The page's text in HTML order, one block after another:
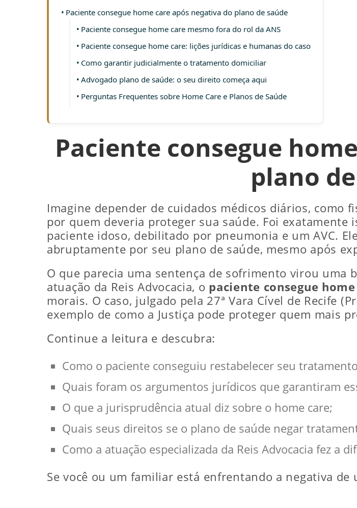
Paciente consegue home care após negativa do plano de saúde
Paciente consegue home care mesmo fora do rol da ANS
Paciente consegue home care: lições jurídicas e humanas do caso
Como garantir judicialmente o tratamento domiciliar
Advogado plano de saúde: o seu direito começa aqui
Perguntas Frequentes sobre Home Care e Planos de Saúde
Paciente consegue
plano
Imagine depender de cuidados médicos diários, como
por quem deveria proteger sua saúde. Foi exatamente
paciente idoso, debilitado por pneumonia e um AVC.
abruptamente por seu plano de saúde, mesmo após
O que parecia uma sentença de sofrimento virou uma
atuação da Reis Advocacia, o paciente consegue
morais. O caso, julgado pela 27ª Vara Cível de Recife
exemplo de como a Justiça pode proteger quem mais
Continue a leitura e descubra:
Como o paciente conseguiu restabelecer seu
Quais foram os argumentos jurídicos que garantiram
O que a jurisprudência atual diz sobre o home care;
Quais seus direitos se o plano de saúde negar
Como a atuação especializada da Reis Advocacia fez a
Se você ou um familiar está enfrentando a negativa